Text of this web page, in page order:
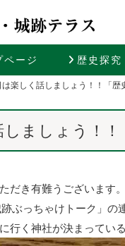
ページ 歴史探究
は楽しく話しましょう！！「歴
ましょう！
だき有難うございます
ぶっちゃけトーク」
行く神社が決まってい